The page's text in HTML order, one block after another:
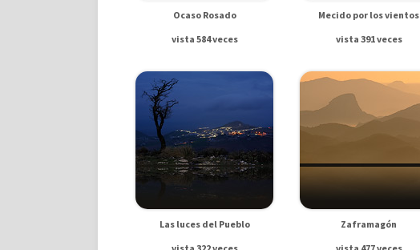
Ocaso Rosado
vista 584 veces
Mecido por los vientos
vista 391 veces
Las luces del Pueblo
Zaframagón